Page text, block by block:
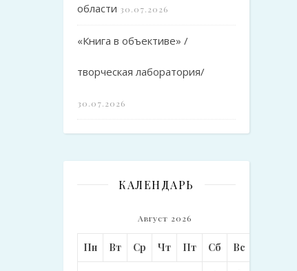
области 30.07.2026
«Книга в объективе» /
творческая лаборатория/
30.07.2026
КАЛЕНДАРЬ
Август 2026
Пн Вт Ср Чт Пт Сб Вс